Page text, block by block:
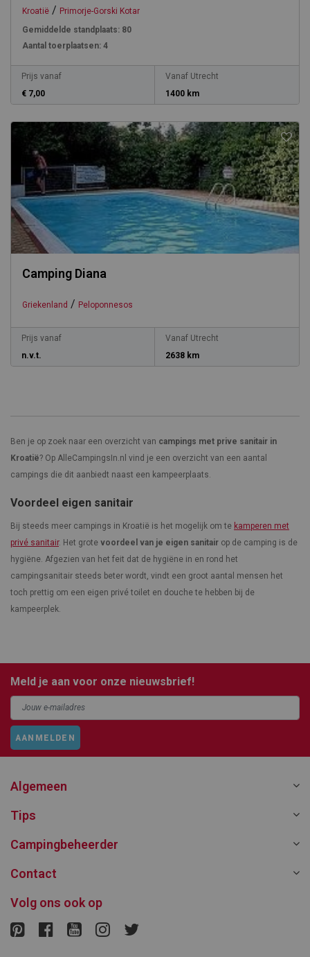
Ben je op zoek naar een overzicht van campings met prive sanitair in
Kroatië? Op AlleCampingsIn.nl vind je een overzicht van een aantal
campings die dit aanbiedt naast een kampeerplaats.
Voordeel eigen sanitair
Bij steeds meer campings in Kroatië is het mogelijk om te kamperen met
privé sanitair. Het grote voordeel van je eigen sanitair op de camping is de
hygiëne. Afgezien van het feit dat de hygiëne in en rond het
campingsanitair steeds beter wordt, vindt een groot aantal mensen het
toch prettig om een eigen privé toilet en douche te hebben bij de
kampeerplek.
Kroatië / Primorje-Gorski Kotar
Gemiddelde standplaats: 80
Aantal toerplaatsen: 4
Prijs vanaf
€ 7,00
Vanaf Utrecht
1400 km
Camping Diana
Griekenland / Peloponnesos
Prijs vanaf
n.v.t.
Vanaf Utrecht
2638 km
Meld je aan voor onze nieuwsbrief!
AANMELDEN
Algemeen
Tips
Campingbeheerder
Contact
Volg ons ook op